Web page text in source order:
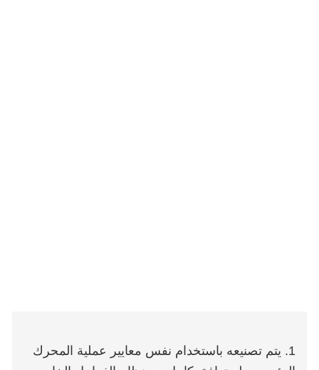
1. يتم تصنيعه باستخدام نفس معايير عملية المحرك